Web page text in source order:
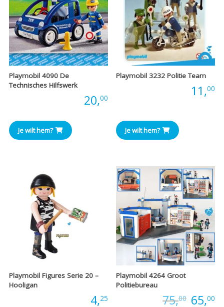
Playmobil 4090 De
Technisches Hilfswerk
20,00
Je wilt hem?
Playmobil 3232 Politie Team
11,00
Je wilt hem?
Playmobil Figures Serie 20 –
Hooligan
4,25
Playmobil 4264 Groot
Politiebureau
75,00 65,00